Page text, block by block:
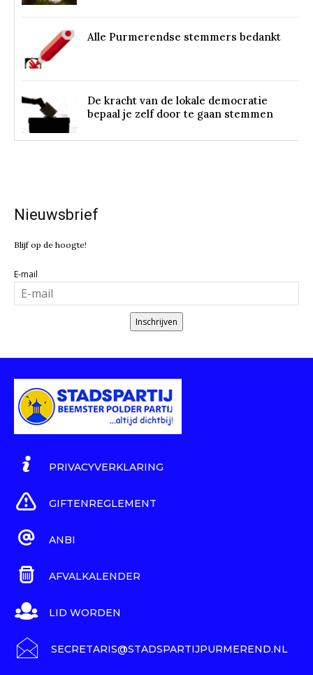
Alle Purmerendse stemmers bedankt
De kracht van de lokale democratie
bepaal je zelf door te gaan stemmen
Nieuwsbrief
Blijf op de hoogte!
E-mail
Inschrijven
PRIVACYVERKLARING
GIFTENREGLEMENT
ANBI
AFVALKALENDER
LID WORDEN
SECRETARIS@STADSPARTIJPURMEREND.NL